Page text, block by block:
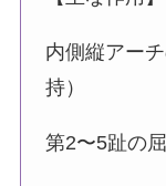
内側縦アー
持）
第2〜5趾の